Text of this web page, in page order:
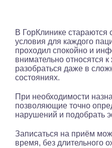
В ГорКлинике стараются
условия для каждого
проходил спокойно и
внимательно относятся
разобраться даже в
состояниях.
При необходимости
позволяющие точно
нарушений и подобрать
Записаться на приём
время, без длительного